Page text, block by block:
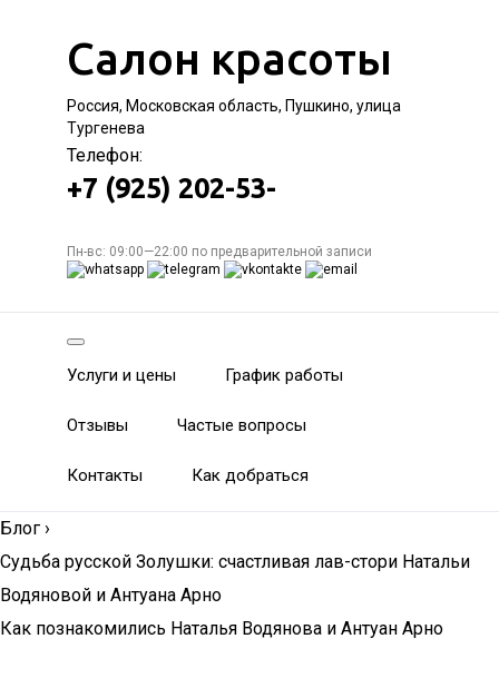
Салон красоты
Россия, Московская область, Пушкино, улица
Тургенева
Телефон:
+7 (925) 202-53-
Пн-вс: 09:00—22:00 по предварительной записи
Услуги и цены График работы
Отзывы Частые вопросы
Контакты Как добраться
Блог ›
Судьба русской Золушки: счастливая лав-стори Натальи
Водяновой и Антуана Арно
Как познакомились Наталья Водянова и Антуан Арно